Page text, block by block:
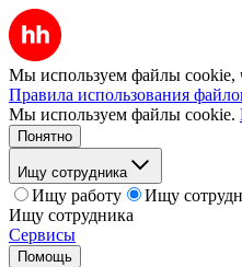
Мы используем файлы cookie,
Правила использования
Мы используем файлы cookie.
Понятно
Ищу сотрудника
Ищу работу
Ищу
Ищу сотрудника
Сервисы
Помощь